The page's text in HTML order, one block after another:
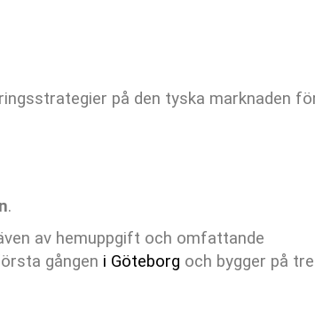
på den tyska marknaden
.
av hemuppgift och omfattande
gången i Göteborg och bygger på